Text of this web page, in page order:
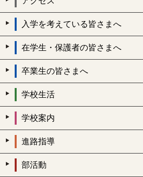
入学を考えている皆さまへ
在学生・保護者の皆さまへ
卒業生の皆さまへ
学校生活
学校案内
進路指導
部活動